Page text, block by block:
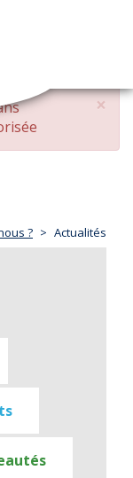
navigation
×
? Actualités